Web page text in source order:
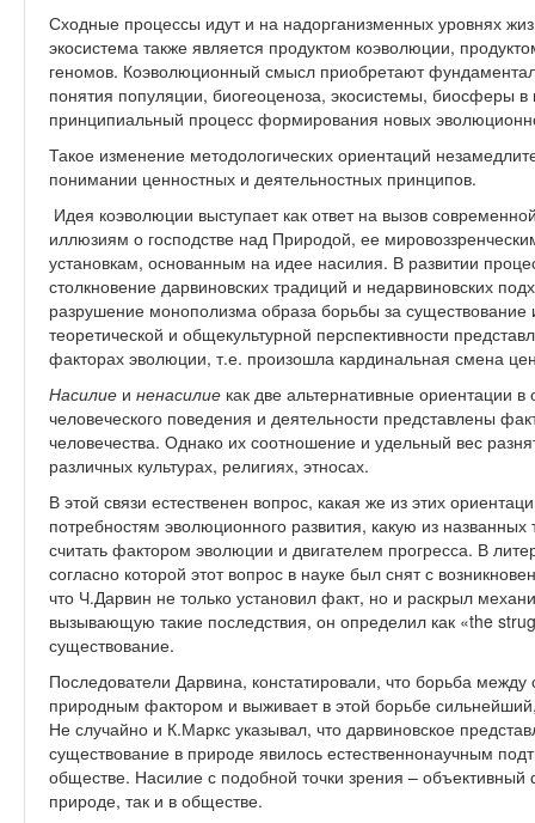
Сходные процессы идут и на надорганизменных уровнях
экосистема также является продуктом коэволюции,
геномов. Коэволюционный смысл приобретают
понятия популяции, биогеоценоза, экосистемы, биосферы
принципиальный процесс формирования новых
Такое изменение методологических ориентаций
понимании ценностных и деятельностных принципов.
Идея коэволюции выступает как ответ на вызов
иллюзиям о господстве над Природой, ее
установкам, основанным на идее насилия. В развитии
столкновение дарвиновских традиций и недарвиновских
разрушение монополизма образа борьбы за существование
теоретической и общекультурной перспективности
факторах эволюции, т.е. произошла кардинальная смена
Насилие и ненасилие как две альтернативные ориентации в
человеческого поведения и деятельности представлены
человечества. Однако их соотношение и удельный вес
различных культурах, религиях, этносах.
В этой связи естественен вопрос, какая же из этих
потребностям эволюционного развития, какую из
считать фактором эволюции и двигателем прогресса. В
согласно которой этот вопрос в науке был снят с
что Ч.Дарвин не только установил факт, но и раскрыл
вызывающую такие последствия, он определил как «the
существование.
Последователи Дарвина, констатировали, что борьба
природным фактором и выживает в этой борьбе
Не случайно и К.Маркс указывал, что дарвиновское
существование в природе явилось естественнонаучным
обществе. Насилие с подобной точки зрения – объективный
природе, так и в обществе.